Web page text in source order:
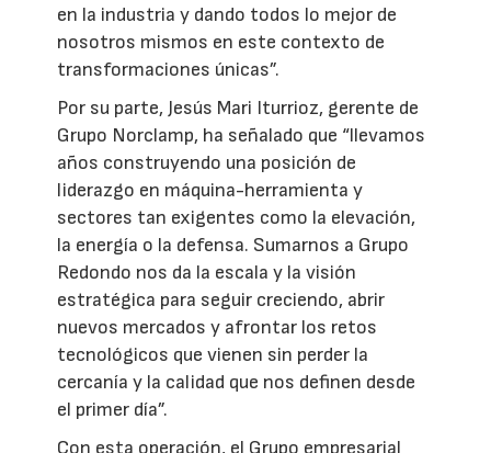
en la industria y dando todos lo mejor de
nosotros mismos en este contexto de
transformaciones únicas”.
Por su parte, Jesús Mari Iturrioz, gerente de
Grupo Norclamp, ha señalado que “llevamos
años construyendo una posición de
liderazgo en máquina-herramienta y
sectores tan exigentes como la elevación,
la energía o la defensa. Sumarnos a Grupo
Redondo nos da la escala y la visión
estratégica para seguir creciendo, abrir
nuevos mercados y afrontar los retos
tecnológicos que vienen sin perder la
cercanía y la calidad que nos definen desde
el primer día”.
Con esta operación, el Grupo empresarial